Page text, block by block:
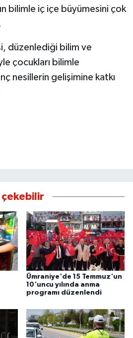
bilimle iç içe büyümesini çok
düzenlediği bilim ve
çocukları bilimle
nesillerin gelişimine katkı
çekebilir
Ümraniye'de 15 Temmuz'un
10'uncu yılında anma
programı düzenlendi